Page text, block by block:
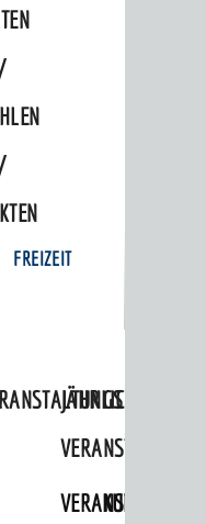
FREIZEIT
JÄHRLICHE